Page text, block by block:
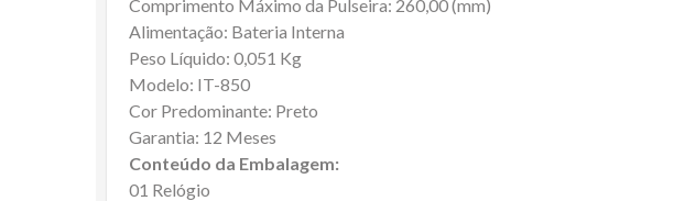
Comprimento Máximo da Pulseira: 260,00 (mm)
Alimentação: Bateria Interna
Peso Líquido: 0,051 Kg
Modelo: IT-850
Cor Predominante: Preto
Garantia: 12 Meses
Conteúdo da Embalagem:
01 Relógio